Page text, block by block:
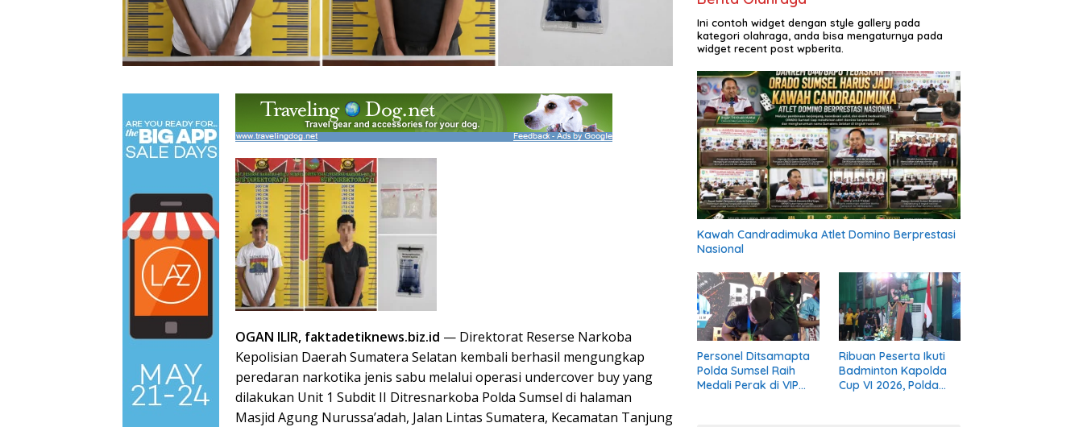
OGAN ILIR, faktadetiknews.biz.id — Direktorat Reserse Narkoba
Kepolisian Daerah Sumatera Selatan kembali berhasil mengungkap
peredaran narkotika jenis sabu melalui operasi undercover buy yang
dilakukan Unit 1 Subdit II Ditresnarkoba Polda Sumsel di halaman
Masjid Agung Nurussa’adah, Jalan Lintas Sumatera, Kecamatan Tanjung
Ini contoh widget dengan style gallery pada
kategori olahraga, anda bisa mengaturnya pada
widget recent post wpberita.
Kawah Candradimuka Atlet Domino Berprestasi
Nasional
Personel Ditsamapta
Polda Sumsel Raih
Medali Perak di VIP
Ribuan Peserta Ikuti
Badminton Kapolda
Cup VI 2026, Polda